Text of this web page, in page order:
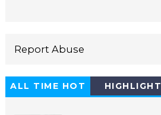
Report Abuse
ALL TIME HOT
HIGHLIGHT